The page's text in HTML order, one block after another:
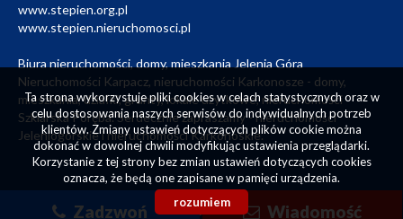
Zadzwoń Wiadomość
www.stepien.org.pl
www.stepien.nieruchomosci.pl
Biura nieruchomości, domy, mieszkania Jelenia Góra
Nieruchomości Karpacz, nieruchomości Karkonosze - domy,
mieszkania, działki, grunty, lokale użytkowe, nieruchomości
Szklarska Poręba. Serdecznie zapraszamy - nieruchomości
Jeleniogórskie i nieruchomości Karkonoskie.
Projekt - Michał Stępień | Wykonanie Galactica
Ta strona wykorzystuje pliki cookies w celach statystycznych oraz w
celu dostosowania naszych serwisów do indywidualnych potrzeb
klientów. Zmiany ustawień dotyczących plików cookie można
dokonać w dowolnej chwili modyfikując ustawienia przeglądarki.
Korzystanie z tej strony bez zmian ustawień dotyczących cookies
oznacza, że będą one zapisane w pamięci urządzenia.
rozumiem